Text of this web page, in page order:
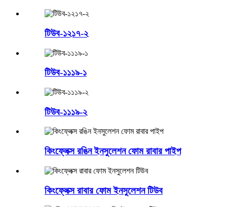
টিউব-১২১৭-২
টিউব-১১১৯-১
টিউব-১১১৯-২
কিংফ্লেক্স রঙিন ইনসুলেশন ফোম রাবার পাইপ
কিংফ্লেক্স রাবার ফোম ইনসুলেশন টিউব